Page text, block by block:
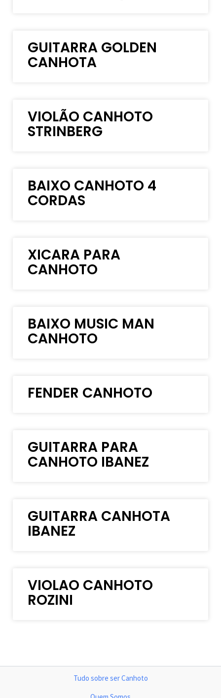
GUITARRA GOLDEN
CANHOTA
VIOLÃO CANHOTO
STRINBERG
BAIXO CANHOTO 4
CORDAS
XICARA PARA
CANHOTO
BAIXO MUSIC MAN
CANHOTO
FENDER CANHOTO
GUITARRA PARA
CANHOTO IBANEZ
GUITARRA CANHOTA
IBANEZ
VIOLAO CANHOTO
ROZINI
Tudo sobre ser Canhoto